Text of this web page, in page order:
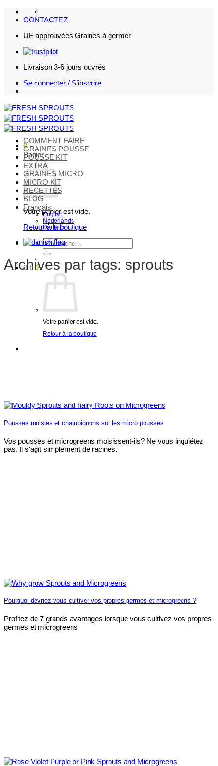
Passer
CONTACTEZ
UE approuvées Graines à germer
Livraison 3-6 jours ouvrés
Se connecter / S’inscrire
0
Panier
Votre panier est vide.
Retour à la boutique
Recherche
pour :
0€ 0
Votre panier est vide.
Retour à la boutique
COMMENT FAIRE
GRAINES POUSSE
POUSSE KIT
EXTRA
GRAINES MICRO
MICRO KIT
RECETTES
BLOG
Français
English
Nederlands
Deutsch
Archives par tags: sprouts
Pousses moisies et champignons sur les micro pousses
Vos pousses et microgreens moisissent-ils? Ne vous inquiétez
pas. Il s'agit simplement de racines.
Pourquoi devriez-vous cultiver vos propres germes et microgreens ?
Profitez de 7 grands avantages lorsque vous cultivez vos propres
germes et microgreens